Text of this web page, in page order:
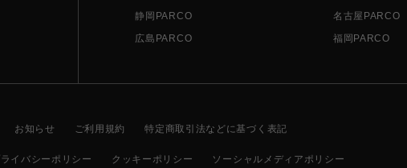
静岡PARCO
名古屋PARCO
広島PARCO
福岡PARCO
お知らせ ご利用規約 特定商取引法などに基づく表記
イバシーポリシー クッキーポリシー ソーシャルメディアポリシー